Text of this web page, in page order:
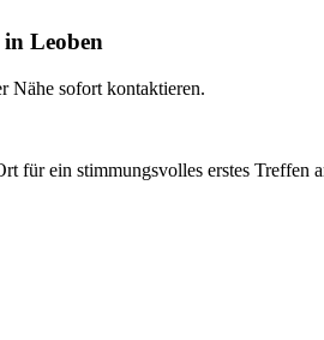
Leoben
Nähe sofort kontaktieren.
für ein stimmungsvolles erstes